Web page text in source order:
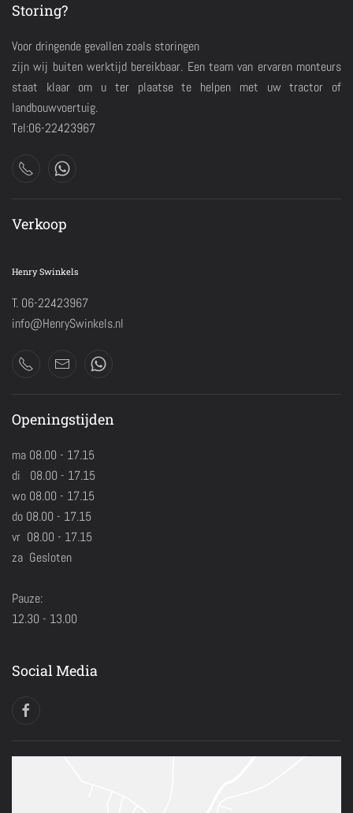
Storing?
Voor dringende gevallen zoals storingen
zijn wij buiten werktijd bereikbaar. Een team van ervaren monteurs
staat klaar om u ter plaatse te helpen met uw tractor of
landbouwvoertuig.
Tel:06-22423967
Verkoop
Henry Swinkels
T. 06-22423967
info@HenrySwinkels.nl
Openingstijden
ma 08.00 - 17.15
di 08.00 - 17.15
wo 08.00 - 17.15
do 08.00 - 17.15
vr 08.00 - 17.15
za Gesloten
Pauze:
12.30 - 13.00
Social Media